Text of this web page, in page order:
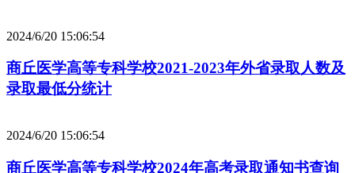
2024/6/20 15:06:54
商丘医学高等专科学校2021-2023年外省录取人数及
录取最低分统计
2024/6/20 15:06:54
商丘医学高等专科学校2024年高考录取通知书查询